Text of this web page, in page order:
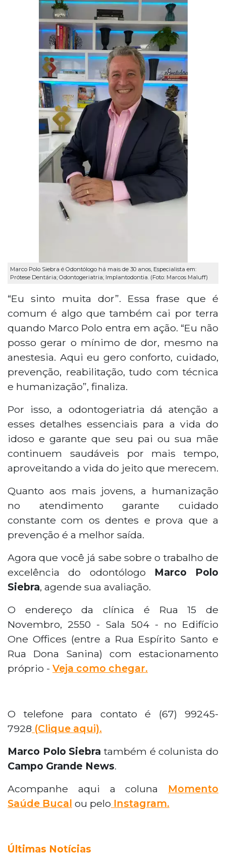
Marco Polo Siebra é Odontólogo há mais de 30 anos, Especialista em:
Prótese Dentária; Odontogeriatria; Implantodontia. (Foto: Marcos Maluff)
“Eu sinto muita dor”. Essa frase que é
comum é algo que também cai por terra
quando Marco Polo entra em ação. “Eu não
posso gerar o mínimo de dor, mesmo na
anestesia. Aqui eu gero conforto, cuidado,
prevenção, reabilitação, tudo com técnica
e humanização”, finaliza.
Por isso, a odontogeriatria dá atenção a
esses detalhes essenciais para a vida do
idoso e garante que seu pai ou sua mãe
continuem saudáveis por mais tempo,
aproveitando a vida do jeito que merecem.
Quanto aos mais jovens, a humanização
no atendimento garante cuidado
constante com os dentes e prova que a
prevenção é a melhor saída.
Agora que você já sabe sobre o trabalho de
excelência do odontólogo Marco Polo
Siebra, agende sua avaliação.
O endereço da clínica é Rua 15 de
Novembro, 2550 - Sala 504 - no Edifício
One Offices (entre a Rua Espírito Santo e
Rua Dona Sanina) com estacionamento
próprio - Veja como chegar.
O telefone para contato é (67) 99245-
7928 (Clique aqui).
Marco Polo Siebratambém é colunista do
Campo Grande News.
Acompanhe aqui a coluna Momento
Saúde Bucal ou pelo Instagram.
Últimas Notícias